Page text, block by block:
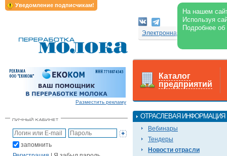
Уведомление подписчикам!
На нашем
Используя
Подробнее
Электронная версия
Разместить рекламу
запомнить
Каталог
предприятий
ОТРАСЛЕВАЯ ИНФОРМАЦИЯ
Вебинары
Тендеры
Новости отрасли